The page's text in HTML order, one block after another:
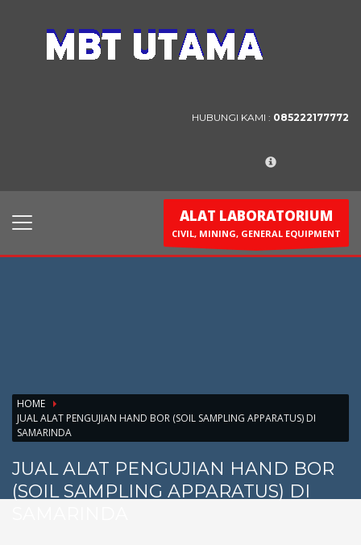
Contact Us
HUBUNGI KAMI : 085222177772
ALAT LABORATORIUM
CIVIL, MINING, GENERAL EQUIPMENT
HOME
JUAL ALAT PENGUJIAN HAND BOR (SOIL SAMPLING APPARATUS) DI
SAMARINDA
JUAL ALAT PENGUJIAN HAND BOR
(SOIL SAMPLING APPARATUS) DI